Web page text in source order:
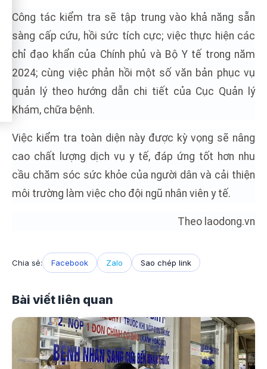
Công tác kiểm tra sẽ tập trung vào khả năng sẵn
sàng cấp cứu, hồi sức tích cực; việc thực hiện các
chỉ đạo khẩn của Chính phủ và Bộ Y tế trong năm
2024; cùng việc phản hồi một số văn bản phục vụ
quản lý theo hướng dẫn chi tiết của Cục Quản lý
Khám, chữa bệnh.
Việc kiểm tra toàn diện này được kỳ vọng sẽ nâng
cao chất lượng dịch vụ y tế, đáp ứng tốt hơn nhu
cầu chăm sóc sức khỏe của người dân và cải thiện
môi trường làm việc cho đội ngũ nhân viên y tế.
Theo laodong.vn
Chia sẻ: Facebook Zalo Sao chép link
Bài viết liên quan